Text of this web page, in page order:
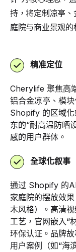
持，将定制凉亭
庭院与商业景观的
精准定位
Cherylife 聚焦高
铝合金凉亭、模
Shopify 的区域化
东的“耐高温防晒
感的用户群体。
全球化叙事
通过 Shopify 的
家庭院的摆放效
木风格）。高清
工艺，官网嵌入“
环保认证。品牌
用户案例（如“海